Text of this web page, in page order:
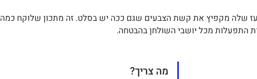
שלה מקפיץ את קשת הצבעים שגם ככה יש בסלט. זה מתכון שלוקח כמה
התפעלות מכל יושבי השולחן בהבטחה.
מה צריך?